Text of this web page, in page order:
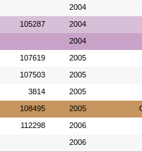
2004
105287 2004
2004
107619 2005
107503 2005
3814 2005
108495 2005
112298 2006
2006